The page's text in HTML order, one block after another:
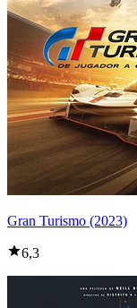
Gran Turismo (2023)
6,3